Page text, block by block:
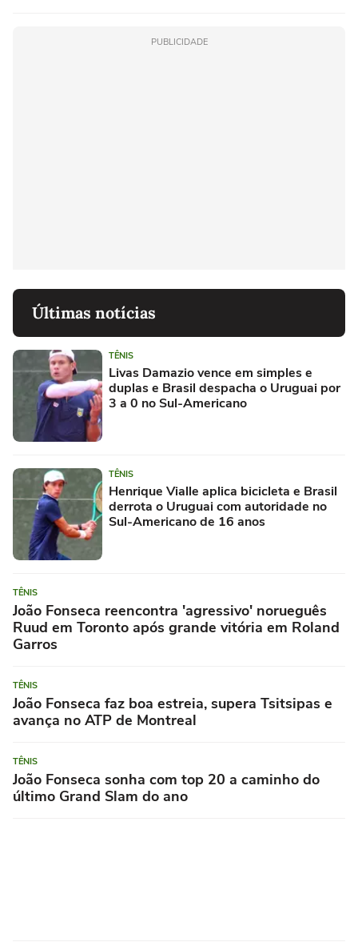
PUBLICIDADE
Últimas notícias
TÊNIS
Livas Damazio vence em simples e
duplas e Brasil despacha o Uruguai por
3 a 0 no Sul-Americano
TÊNIS
Henrique Vialle aplica bicicleta e Brasil
derrota o Uruguai com autoridade no
Sul-Americano de 16 anos
TÊNIS
João Fonseca reencontra 'agressivo' norueguês
Ruud em Toronto após grande vitória em Roland
Garros
TÊNIS
João Fonseca faz boa estreia, supera Tsitsipas e
avança no ATP de Montreal
TÊNIS
João Fonseca sonha com top 20 a caminho do
último Grand Slam do ano